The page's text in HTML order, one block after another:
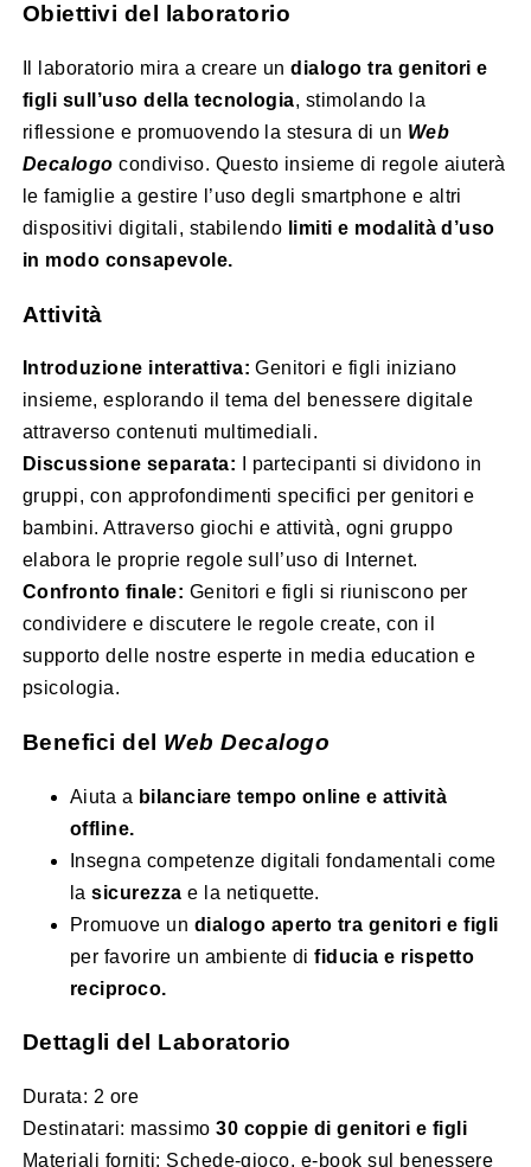
Obiettivi del laboratorio
Il laboratorio mira a creare undialogo tra genitori e
figli sull’uso della tecnologia, stimolando la
riflessione e promuovendo la stesura di un Web
Decalogo condiviso. Questo insieme di regole aiuterà
le famiglie a gestire l’uso degli smartphone e altri
dispositivi digitali, stabilendo limiti e modalità d’uso
in modo consapevole.
Attività
Introduzione interattiva: Genitori e figli iniziano
insieme, esplorando il tema del benessere digitale
attraverso contenuti multimediali.
Discussione separata: I partecipanti si dividono in
gruppi, con approfondimenti specifici per genitori e
bambini. Attraverso giochi e attività, ogni gruppo
elabora le proprie regole sull’uso di Internet.
Confronto finale: Genitori e figli si riuniscono per
condividere e discutere le regole create, con il
supporto delle nostre esperte in media education e
psicologia.
Benefici del Web Decalogo
Aiuta a bilanciare tempo online e attività
offline.
Insegna competenze digitali fondamentali come
lasicurezza e la netiquette.
Promuove un dialogo aperto tra genitori e figli
per favorire un ambiente difiducia e rispetto
reciproco.
Dettagli del Laboratorio
Durata: 2 ore
Destinatari: massimo30 coppie di genitori e figli
Materiali forniti: Schede-gioco, e-book sul benessere